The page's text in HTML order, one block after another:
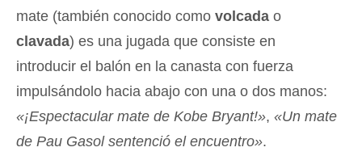
mate (también conocido como volcada o
clavada) es una jugada que consiste en
introducir el balón en la canasta con fuerza
impulsándolo hacia abajo con una o dos manos:
«¡Espectacular mate de Kobe Bryant!», «Un mate
de Pau Gasol sentenció el encuentro».